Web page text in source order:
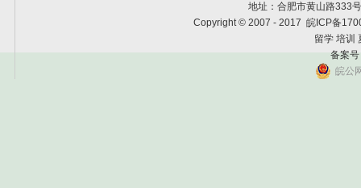
地址：合肥市黄山路333
Copyright © 2007 - 2017 皖ICP备
留学 培训
备案
皖公